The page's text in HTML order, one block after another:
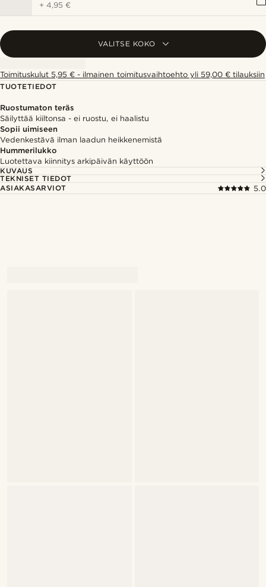
+4,95 €
VALITSE KOKO
Toimituskulut 5,95 € - ilmainen toimitusvaihtoehto yli 59,00 € tilauksiin
TUOTETIEDOT
Ruostumaton teräs
Säilyttää kiiltonsa - ei ruostu, ei haalistu
Sopii uimiseen
Vedenkestävä ilman laadun heikkenemistä
Hummerilukko
Luotettava kiinnitys arkipäivän käyttöön
KUVAUS
TEKNISET TIEDOT
ASIAKASARVIOT
5.0